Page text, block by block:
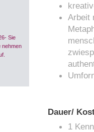
Arbeit
Dauer/
1
Sie
nehmen